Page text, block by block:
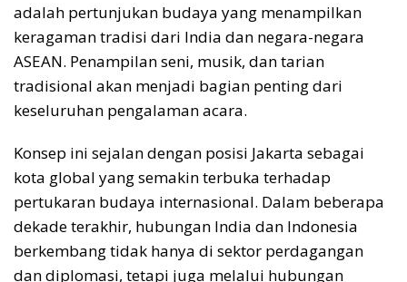
adalah pertunjukan budaya yang menampilkan
keragaman tradisi dari India dan negara-negara
ASEAN. Penampilan seni, musik, dan tarian
tradisional akan menjadi bagian penting dari
keseluruhan pengalaman acara.
Konsep ini sejalan dengan posisi Jakarta sebagai
kota global yang semakin terbuka terhadap
pertukaran budaya internasional. Dalam beberapa
dekade terakhir, hubungan India dan Indonesia
berkembang tidak hanya di sektor perdagangan
dan diplomasi, tetapi juga melalui hubungan